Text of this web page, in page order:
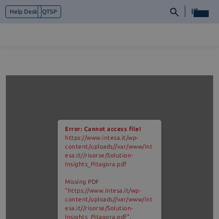
Help Desk QTSP IT
News e MediaError: Cannot access file!
https://www.intesa.it/wp-
content/uploads//var/www/int
esa.it//risorse/Solution-
Insights_Pitagora.pdf
Missing PDF
"https://www.intesa.it/wp-
content/uploads//var/www/int
esa.it//risorse/Solution-
Insights_Pitagora.pdf".